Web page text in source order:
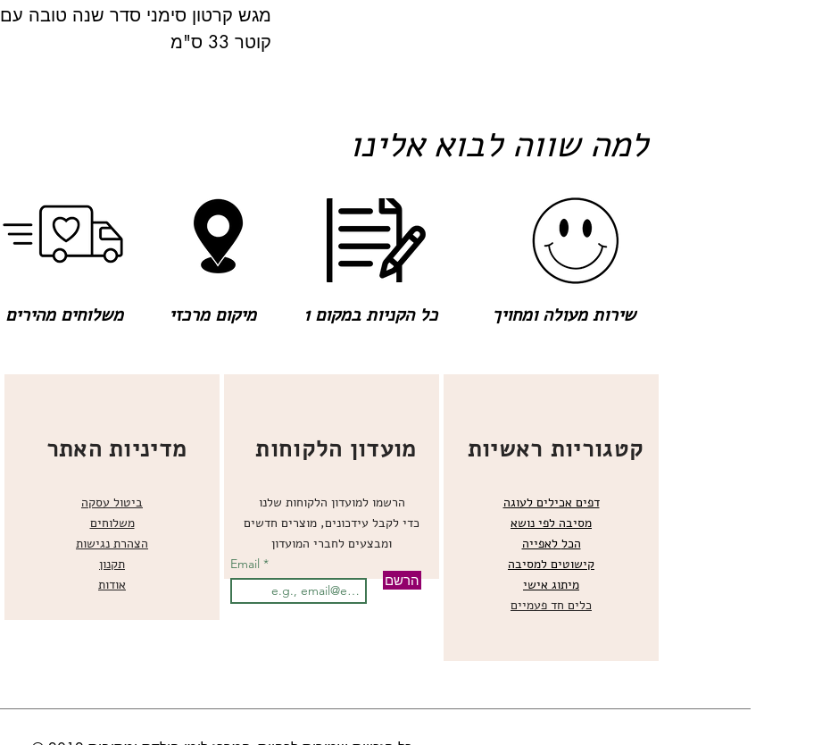
מגש קרטון סימני סדר שנה טובה עם 8 צלוחיות
קוטר 33 ס"מ
משלוחים מהירים
למה שווה לבוא אלינו
מיקום מרכזי כל הקניות במקום 1 שירות מעולה ומחויך
מדיניות האתר
ביטול עסקה
משלוחים
הצהרת נגישות
תקנון
אודות
מועדון הלקוחות
הרשמו למועדון הלקוחות שלנו
כדי לקבל עידכונים, מוצרים חדשים
ומבצעים לחברי המועדון
קטגוריות ראשיות
דפים אכילים לעוגה
מסיבה לפי נושא
הכל לאפייה
קישוטים למסיבה
מיתוג אישי
כלים חד פעמיים
Email
הרשם